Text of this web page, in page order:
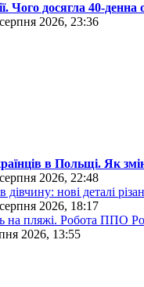
Чого досягла 40-денна
2026, 23:36
в Польщі. Як
2026, 22:48
нові деталі
2026, 18:17
на пляжі. Робота ППО
2026, 13:55